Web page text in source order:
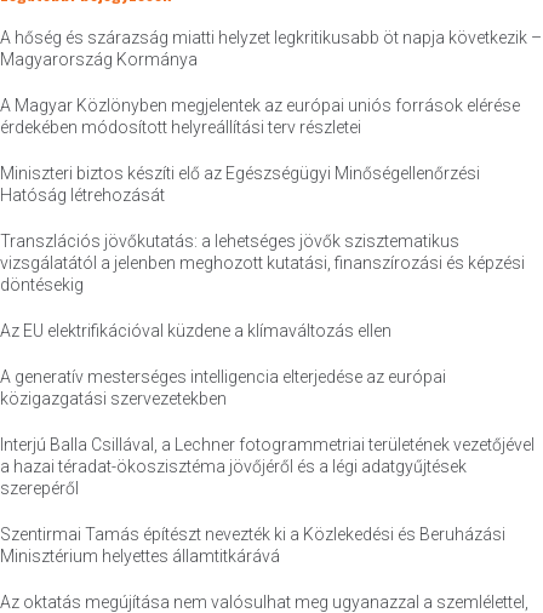
A hőség és szárazság miatti helyzet legkritikusabb öt napja következik –
Magyarország Kormánya
A Magyar Közlönyben megjelentek az európai uniós források elérése
érdekében módosított helyreállítási terv részletei
Miniszteri biztos készíti elő az Egészségügyi Minőségellenőrzési
Hatóság létrehozását
Transzlációs jövőkutatás: a lehetséges jövők szisztematikus
vizsgálatától a jelenben meghozott kutatási, finanszírozási és képzési
döntésekig
Az EU elektrifikációval küzdene a klímaváltozás ellen
A generatív mesterséges intelligencia elterjedése az európai
közigazgatási szervezetekben
Interjú Balla Csillával, a Lechner fotogrammetriai területének vezetőjével
a hazai téradat-ökoszisztéma jövőjéről és a légi adatgyűjtések
szerepéről
Szentirmai Tamás építészt nevezték ki a Közlekedési és Beruházási
Minisztérium helyettes államtitkárává
Az oktatás megújítása nem valósulhat meg ugyanazzal a szemlélettel,